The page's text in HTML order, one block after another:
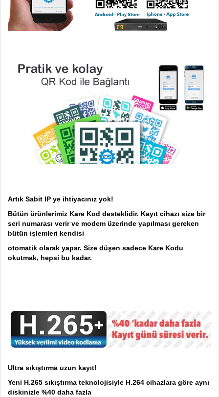
Artık Sabit IP ye ihtiyacınız yok!
Bütün ürünlerimiz Kare Kod desteklidir. Kayıt cihazı size bir
seri numarası verir ve modem üzerinde yapılması gereken
bütün işlemleri kendisi
otomatik olarak yapar. Size düşen sadece Kare Kodu
okutmak, hepsi bu kadar.
Ultra sıkıştırma uzun kayıt!
Yeni H.265 sıkıştırma teknolojisiyle H.264 cihazlara göre aynı
diskinizle %40 daha fazla